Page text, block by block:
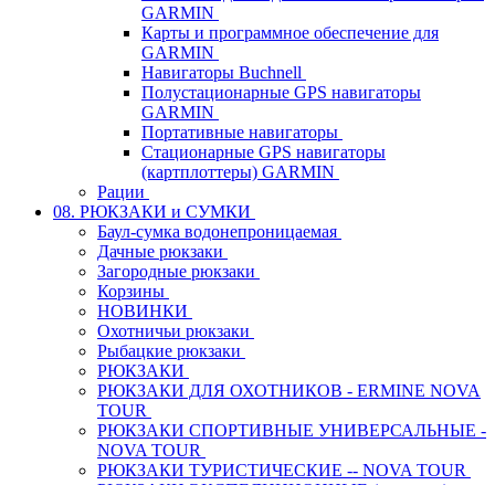
GARMIN
Карты и программное обеспечение для
GARMIN
Навигаторы Buchnell
Полустационарные GPS навигаторы
GARMIN
Портативные навигаторы
Стационарные GPS навигаторы
(картплоттеры) GARMIN
Рации
08. РЮКЗАКИ и СУМКИ
Баул-сумка водонепроницаемая
Дачные рюкзаки
Загородные рюкзаки
Корзины
НОВИНКИ
Охотничьи рюкзаки
Рыбацкие рюкзаки
РЮКЗАКИ
РЮКЗАКИ ДЛЯ ОХОТНИКОВ - ERMINE NOVA
TOUR
РЮКЗАКИ СПОРТИВНЫЕ УНИВЕРСАЛЬНЫЕ -
NOVA TOUR
РЮКЗАКИ ТУРИСТИЧЕСКИЕ -- NOVA TOUR